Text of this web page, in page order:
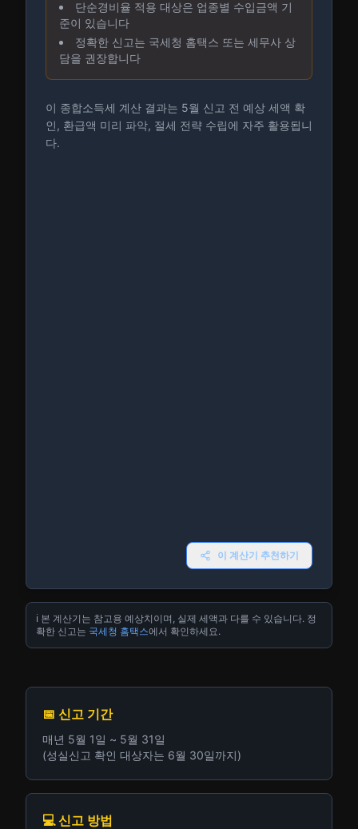
단순경비율 적용 대상은 업종별 수입금액 기
준이 있습니다
정확한 신고는 국세청 홈택스 또는 세무사 상
담을 권장합니다
이 종합소득세 계산 결과는 5월 신고 전 예상 세액 확
인, 환급액 미리 파악, 절세 전략 수립에 자주 활용됩니
다.
이 계산기 추천하기
ℹ️ 본 계산기는 참고용 예상치이며, 실제 세액과 다를 수 있습니다. 정
확한 신고는 국세청 홈택스에서 확인하세요.
📅 신고 기간
매년 5월 1일 ~ 5월 31일
(성실신고 확인 대상자는 6월 30일까지)
💻 신고 방법